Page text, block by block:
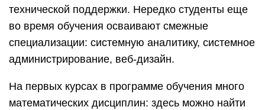
технической поддержки. Нередко студенты еще
во время обучения осваивают смежные
специализации: системную аналитику, системное
администрирование, веб-дизайн.
На первых курсах в программе обучения много
математических дисциплин: здесь можно найти